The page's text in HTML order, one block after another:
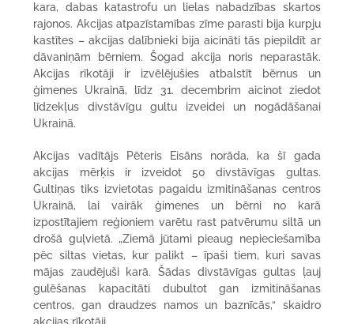
kara, dabas katastrofu un lielas nabadzības skartos
rajonos. Akcijas atpazīstamības zīme parasti bija kurpju
kastītes – akcijas dalībnieki bija aicināti tās piepildīt ar
dāvaniņām bērniem. Šogad akcija noris neparastāk.
Akcijas rīkotāji ir izvēlējušies atbalstīt bērnus un
ģimenes Ukrainā, līdz 31. decembrim aicinot ziedot
līdzekļus divstāvīgu gultu izveidei un nogādāšanai
Ukrainā.
Akcijas vadītājs Pēteris Eisāns norāda, ka šī gada
akcijas mērķis ir izveidot 50 divstāvīgas gultas.
Gultiņas tiks izvietotas pagaidu izmitināšanas centros
Ukrainā, lai vairāk ģimenes un bērni no karā
izpostītajiem reģioniem varētu rast patvērumu siltā un
drošā guļvietā. „Ziemā jūtami pieaug nepieciešamība
pēc siltas vietas, kur palikt – īpaši tiem, kuri savas
mājas zaudējuši karā. Šādas divstāvīgas gultas ļauj
gulēšanas kapacitāti dubultot gan izmitināšanas
centros, gan draudzes namos un baznīcās,“ skaidro